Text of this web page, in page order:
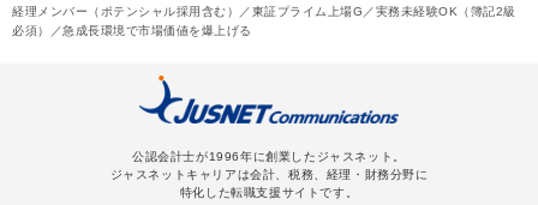
経理メンバー（ポテンシャル採用含む）／東証プライム上場G／実務未経験OK（簿記2級
必須）／急成長環境で市場価値を爆上げる
公認会計士が1996年に創業したジャスネット。
ジャスネットキャリアは会計、税務、経理・財務分野に
特化した転職支援サイトです。